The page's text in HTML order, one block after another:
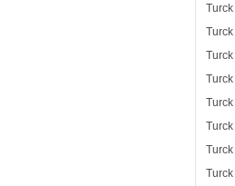
Turck
Turck
Turck
Turck
Turck
Turck
Turck
Turck